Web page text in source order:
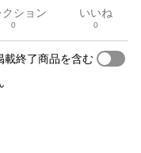
クション
0
いいね
0
載終了商品を含む